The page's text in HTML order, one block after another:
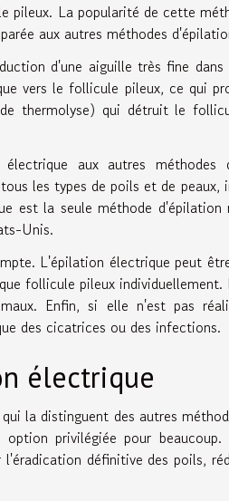
pileux. La popularité de cette
aux autres méthodes
d'une aiguille très fine
vers le follicule pileux, ce qui
thermolyse) qui détruit le
électrique aux autres
les types de poils et de peaux,
est la seule méthode d'épilation
Unis.
L'épilation électrique peut
follicule pileux individuellement.
Enfin, si elle n'est pas
des cicatrices ou des infections.
électrique
la distinguent des autres
privilégiée pour beaucoup.
définitive des poils,